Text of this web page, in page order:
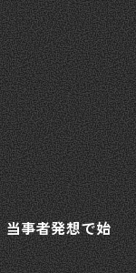
事者発想で始